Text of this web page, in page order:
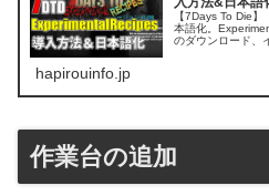
【7Days To Die
本語化。
のダウンロード、
hapirouinfo.jp
作業台の追加